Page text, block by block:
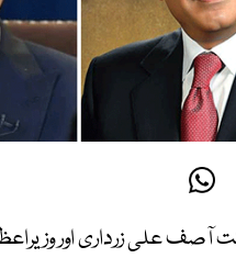
علی زرداری اور